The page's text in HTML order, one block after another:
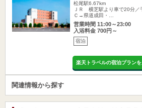
松尾駅6.67km
ＪＲ 横芝駅より車で20分／
Ｃ→県道成田・…
営業時間 11:00～23:00
入浴料金 700円～
宿泊
楽天トラベルの宿泊プランを
関連情報から探す